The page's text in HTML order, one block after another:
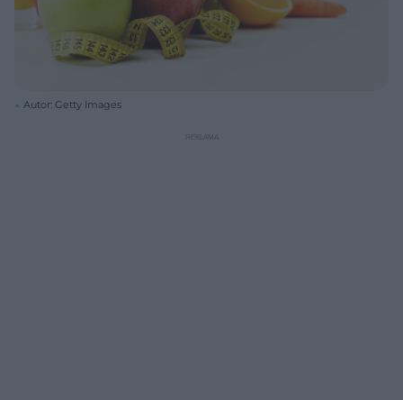
Autor: Getty Images